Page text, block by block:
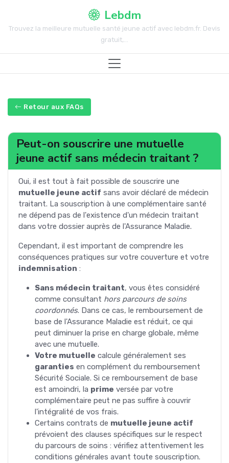
Lebdm
Trouvez la meilleure mutuelle santé jeune actif avec lebdm.fr. Devis
gratuit,...
Retour aux FAQs
Peut-on souscrire une mutuelle
jeune actif sans médecin traitant ?
Oui, il est tout à fait possible de souscrire une
mutuelle jeune actif sans avoir déclaré de médecin
traitant. La souscription à une complémentaire santé
ne dépend pas de l'existence d'un médecin traitant
dans votre dossier auprès de l'Assurance Maladie.
Cependant, il est important de comprendre les
conséquences pratiques sur votre couverture et votre
indemnisation :
Sans médecin traitant, vous êtes considéré
comme consultant hors parcours de soins
coordonnés. Dans ce cas, le remboursement de
base de l'Assurance Maladie est réduit, ce qui
peut diminuer la prise en charge globale, même
avec une mutuelle.
Votre mutuelle calcule généralement ses
garanties en complément du remboursement
Sécurité Sociale. Si ce remboursement de base
est amoindri, la prime versée par votre
complémentaire peut ne pas suffire à couvrir
l'intégralité de vos frais.
Certains contrats de mutuelle jeune actif
prévoient des clauses spécifiques sur le respect
du parcours de soins : vérifiez attentivement les
conditions générales avant toute souscription.